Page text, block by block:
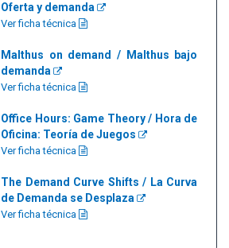
Oferta y demanda
Ver ficha técnica
Malthus on demand / Malthus bajo
demanda
Ver ficha técnica
Office Hours: Game Theory / Hora de
Oficina: Teoría de Juegos
Ver ficha técnica
The Demand Curve Shifts / La Curva
de Demanda se Desplaza
Ver ficha técnica